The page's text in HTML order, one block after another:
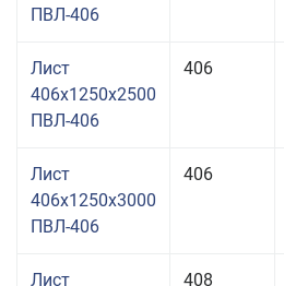
ПВЛ-406
Лист
406x1250x2500
ПВЛ-406
406
Лист
406x1250x3000
ПВЛ-406
406
Лист 408